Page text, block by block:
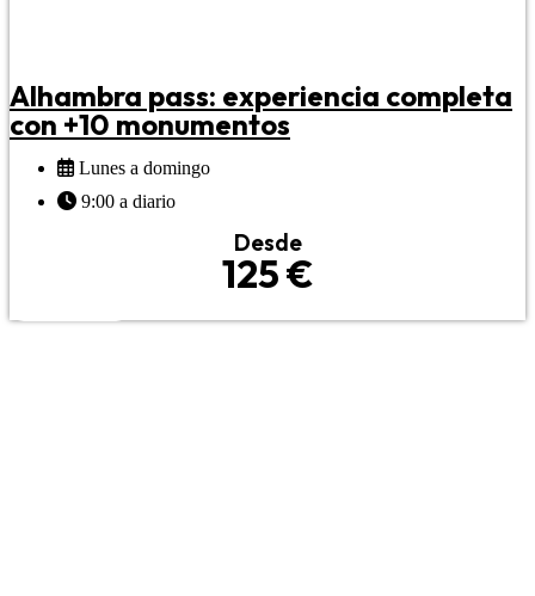
Alhambra pass: experiencia completa
con +10 monumentos
Lunes a domingo
9:00 a diario
Desde
125 €